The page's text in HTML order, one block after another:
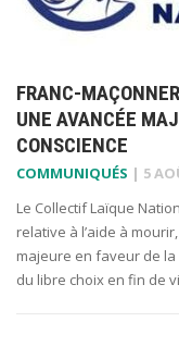
FRANC-
UNE AVANCÉE
CONSCIENCE
COMMUNIQUÉS | 5
Le Collectif Laïque
relative à l’aide à
majeure en faveur de
du libre choix en fin de